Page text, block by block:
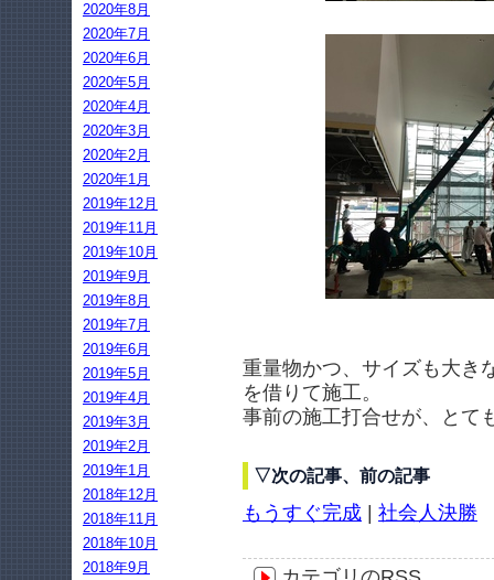
重量物かつ、サイズも大き
を借りて施工。
事前の施工打合せが、とて
▽次の記事、前の記事
もうすぐ完成 社会人決勝
2020年8月
2020年7月
2020年6月
2020年5月
2020年4月
2020年3月
2020年2月
2020年1月
2019年12月
2019年11月
2019年10月
2019年9月
2019年8月
2019年7月
2019年6月
2019年5月
2019年4月
2019年3月
2019年2月
2019年1月
2018年12月
2018年11月
2018年10月
2018年9月